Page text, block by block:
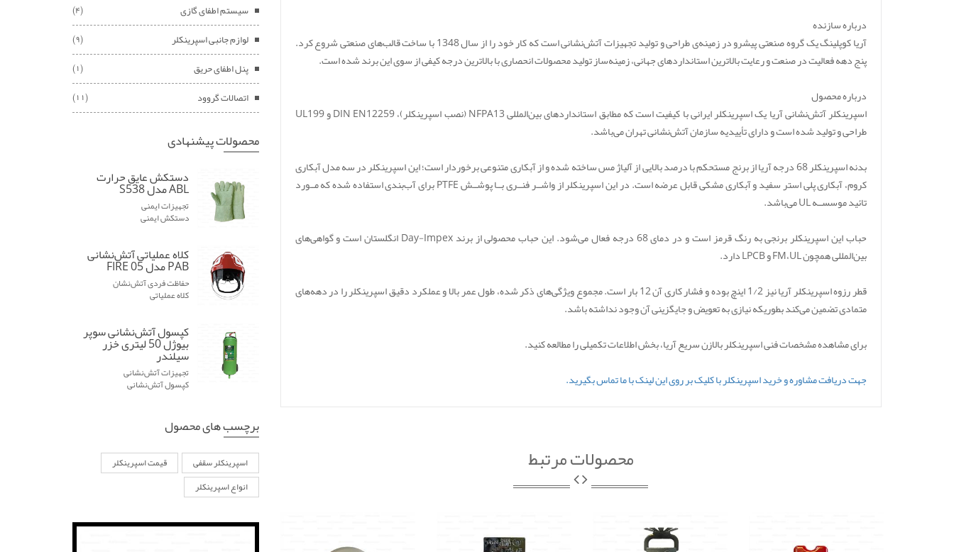
درباره سازنده
آریا کوپلینگ یک گروه صنعتی پیشرو در زمینه‌ی طراحی و تولید تجهیزات آتش‌نشانی است که کار خود را از سال 1348 با ساخت قالب‌های صنعتی شروع کرد.
پنج دهه فعالیت در صنعت و رعایت بالاترین استانداردهای جهانی، زمینه‌ساز تولید محصولات انحصاری با بالاترین درجه کیفی از سوی این برند شده است.
درباره محصول
اسپرینکلر آتش‌نشانی آریا یک اسپرینکلر ایرانی با کیفیت است که مطابق استانداردهای بین‌المللی NFPA13 (نصب اسپرینکلر)، DIN EN12259 و UL199
طراحی و تولید شده است و دارای تأییدیه سازمان آتش‌نشانی تهران می‌باشد.
بدنه اسپرینکلر 68 درجه آریا از برنج مستحکم با درصد بالایی از آلیاژ مس ساخته شده و از آبکاری متنوعی برخوردار است؛ این اسپرینکلر در سه مدل آبکاری
کروم، آبکاری پلی استر سفید و آبکاری مشکی قابل عرضه است. در این اسپرینکلر از واشــر فنــری بــا پوشــش PTFE برای آب‌بندی استفاده شده که مــورد
تائید موسســه UL می‌باشد.
حباب این اسپرینکلر برنجی به رنگ قرمز است و در دمای 68 درجه فعال می‌شود. این حباب محصولی از برند Day-Impex انگلستان است و گواهی‌های
بین‌المللی همچون FM،UL و LPCB دارد.
قطر رزوه اسپرینکلر آریا نیز 1/2 اینچ بوده و فشار کاری آن 12 بار است. مجموع ویژگی‌های ذکر شده، طول عمر بالا و عملکرد دقیق اسپرینکلر را در دهه‌های
متمادی تضمین می‌کند بطوریکه نیازی به تعویض و جایگزینی آن وجود نداشته باشد.
برای مشاهده مشخصات فنی اسپرینکلر بالازن سریع آریا، بخش اطلاعات تکمیلی را مطالعه کنید.
جهت دریافت مشاوره و خرید اسپرینکلر با کلیک بر روی این لینک با ما تماس بگیرید.
محصولات مرتبط
سیستم اطفای گازی (4)
لوازم جانبی اسپرینکلر (9)
پنل اطفای حریق (1)
اتصالات گروود (11)
محصولات پیشنهادی
دستکش عایق حرارت
ABL مدل S538
تجهیزات ایمنی
دستکش ایمنی
کلاه عملیاتی آتش‌نشانی
PAB مدل FIRE 05
حفاظت فردی آتش‌نشان
کلاه عملیاتی
کپسول آتش‌نشانی سوپر
بیوژل 50 لیتری خزر
سیلندر
تجهیزات آتش‌نشانی
کپسول‌ آتش‌نشانی
برچسب های محصول
اسپرینکلر سقفی
قیمت اسپرینکلر
انواع اسپرینکلر